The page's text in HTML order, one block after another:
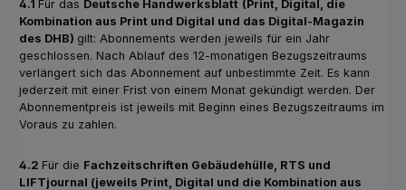
4.1 Für das Deutsche Handwerksblatt (Print, Digital, die
Kombination aus Print und Digital und das Digital-Magazin
des DHB) gilt: Abonnements werden jeweils für ein Jahr
geschlossen. Nach Ablauf des 12-monatigen Bezugszeitraums
verlängert sich das Abonnement auf unbestimmte Zeit. Es kann
jederzeit mit einer Frist von einem Monat gekündigt werden. Der
Abonnementpreis ist jeweils mit Beginn eines Bezugszeitraums im
Voraus zu zahlen.
4.2 Für die Fachzeitschriften Gebäudehülle, RTS und
LIFTjournal (jeweils Print, Digital und die Kombination aus